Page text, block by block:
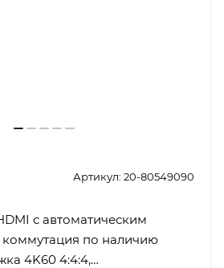
Артикул: 20-80549090
с автоматическим
по наличию
4K60 4:4:4,